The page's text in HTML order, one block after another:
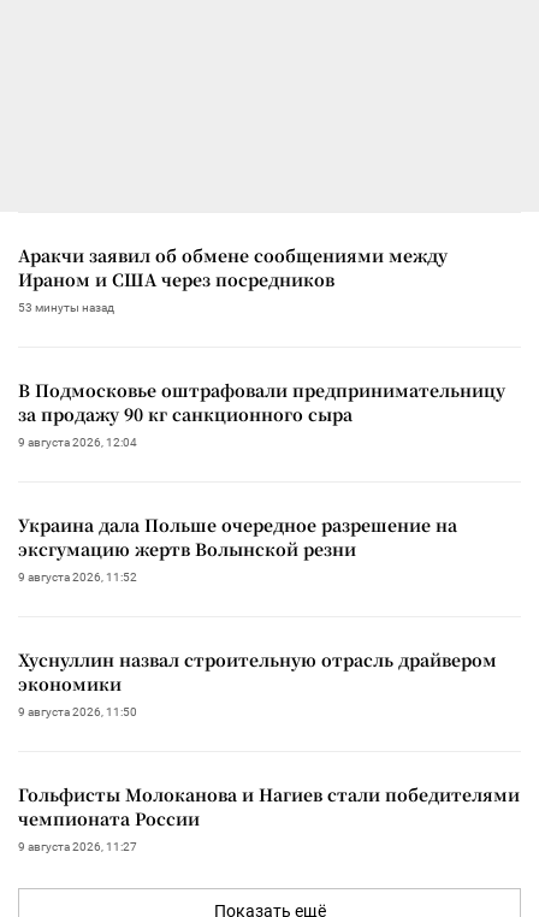
Аракчи заявил об обмене сообщениями между
Ираном и США через посредников
53 минуты назад
В Подмосковье оштрафовали предпринимательницу
за продажу 90 кг санкционного сыра
9 августа 2026, 12:04
Украина дала Польше очередное разрешение на
эксгумацию жертв Волынской резни
9 августа 2026, 11:52
Хуснуллин назвал строительную отрасль драйвером
экономики
9 августа 2026, 11:50
Гольфисты Молоканова и Нагиев стали победителями
чемпионата России
9 августа 2026, 11:27
Показать ещё